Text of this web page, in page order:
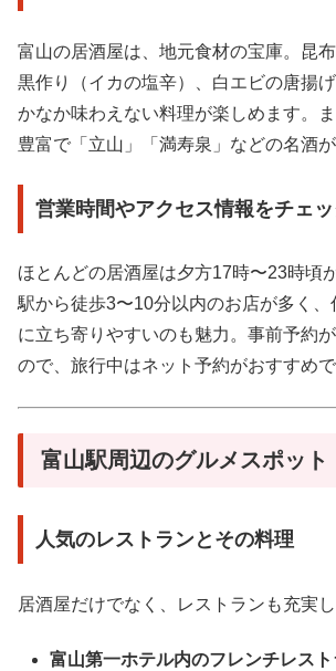
富山の居酒屋は、地元食材の宝庫。昆布
黒作り（イカの塩辛）、白エビの唐揚
かなか味わえない料理が楽しめます。
豊富で「立山」「満寿泉」などの名酒が
営業時間やアクセス情報をチェッ
ほとんどの居酒屋は夕方17時〜23時頃
駅から徒歩3〜10分以内のお店が多く、
に立ち寄りやすいのも魅力。事前予約
ので、旅行中はネット予約がおすすめで
富山駅周辺のグルメスポット
人気のレストランとその料理
居酒屋だけでなく、レストランも充実し
富山第一ホテル内のフレンチレス